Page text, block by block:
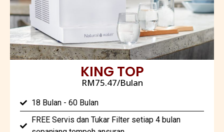
KING TOP
RM75.47/Bulan
18 Bulan - 60 Bulan
FREE Servis dan Tukar Filter setiap 4 bulan